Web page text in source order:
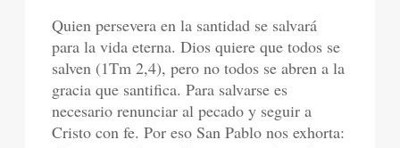
Quien persevera en la santidad se salvará
para la vida eterna. Dios quiere que todos se
salven (1Tm 2,4), pero no todos se abren a la
gracia que santifica. Para salvarse es
necesario renunciar al pecado y seguir a
Cristo con fe. Por eso San Pablo nos exhorta: